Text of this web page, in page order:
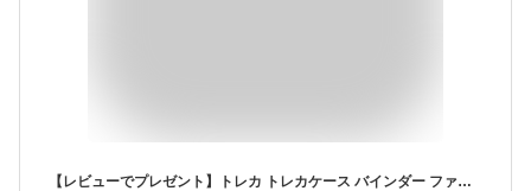
【レビューでプレゼント】トレカ トレカケース バインダー ファイル トレカホルダー 推し活 韓国 大容量 6穴 A5 クリア かわいい 4ポケット KPOP グッズ チェキ アルバム アクスタ 収納 ファイル 推し活 ケース ラメ キラキラ 透明 可愛い